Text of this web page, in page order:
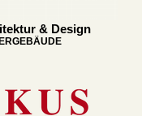
& Design